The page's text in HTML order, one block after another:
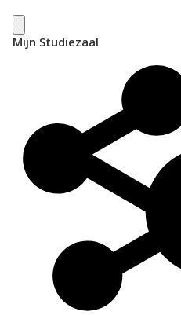
Beperkt openbaar
Soort archief:
Archieven van verenigingen,
Citeerinstructie:
Bij het citeren in annotatie en
archief tenminste eenmaal
worden vermeld. Daarna kan
aanhaling.
Regionaal Archief Zuid-
180 Departement Doorn van
Algemeen 1924-1976
VERKORT:
NL-WbdRAZU. 180
Categorie:
Onderwijs en Wetenschap
Mijn Studiezaal